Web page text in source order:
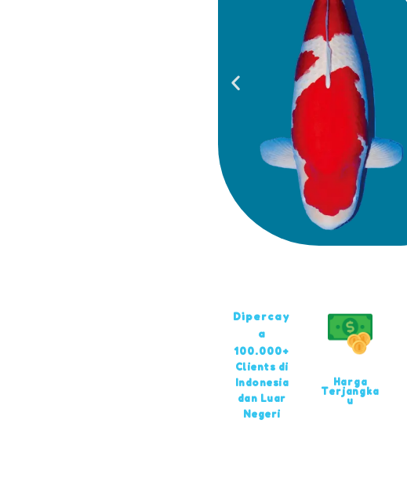
Dipercay
a
100.000+
Clients di
Indonesia
dan Luar
Negeri
Harga
Terjangka
u